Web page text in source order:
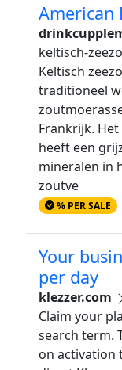
American
keltisch-
Keltisch
traditioneel
Frankrijk.
heeft een
mineralen in
zoutve
% PER SALE
Your
per day
klezzer.com
Claim your
search term.
on activation